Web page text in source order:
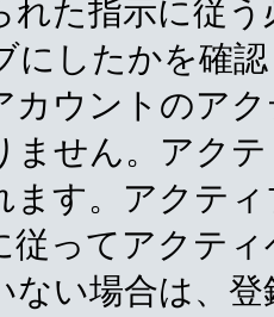
れた指示に従
にしたかを確
カウントのア
ません。アク
ます。アクテ
従ってアクテ
ない場合は、